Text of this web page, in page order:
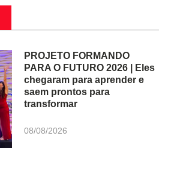
PROJETO FORMANDO
PARA O FUTURO 2026 | Eles
chegaram para aprender e
saem prontos para
transformar
08/08/2026